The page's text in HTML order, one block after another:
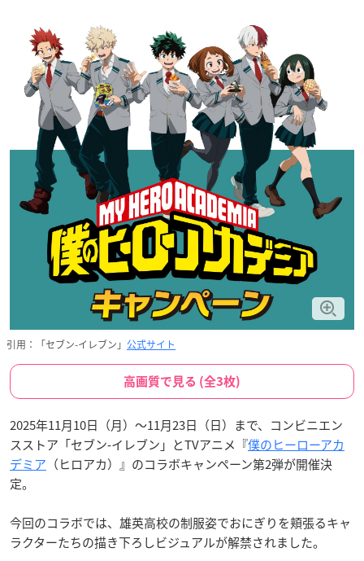
引用：「セブン-イレブン」 公式サイト
高画質で見る (全3枚)
2025年11月10日（月）〜11月23日（日）まで、コンビニエン
スストア「セブン‐イレブン」とTVアニメ『僕のヒーローアカ
デミア （ヒロアカ）』のコラボキャンペーン第2弾が開催決
定。
今回のコラボでは、雄英高校の制服姿でおにぎりを頬張るキャ
ラクターたちの描き下ろしビジュアルが解禁されました。